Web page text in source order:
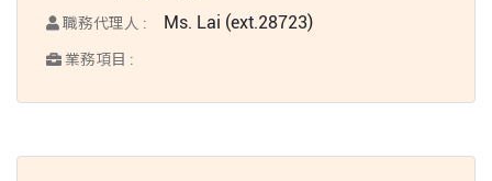
職務代理人 : Ms. Lai (ext.28723)
業務項目 :